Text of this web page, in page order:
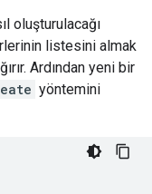
oluşturulacağı
listesini almak
Ardından yeni bir
yöntemini